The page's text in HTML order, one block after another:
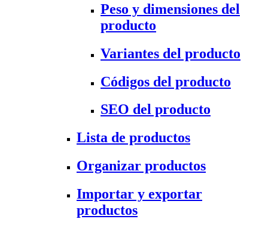
Peso y dimensiones del
producto
Variantes del producto
Códigos del producto
SEO del producto
Lista de productos
Organizar productos
Importar y exportar
productos